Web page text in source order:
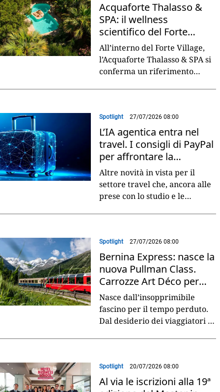
Acquaforte Thalasso &
SPA: il wellness
scientifico del Forte
Village Resort
All’interno del Forte Village,
l’Acquaforte Thalasso & SPA si
conferma un riferimento
Spotlight 27/07/2026 08:00
L’IA agentica entra nel
travel. I consigli di PayPal
per affrontare la
transizione
Altre novità in vista per il
settore travel che, ancora alle
prese con lo studio e le
Spotlight 27/07/2026 08:00
Bernina Express: nasce la
nuova Pullman Class.
Carrozze Art Déco per
viaggi di lusso
Nasce dall’insopprimibile
fascino per il tempo perduto.
Dal desiderio dei viaggiatori di
Spotlight 20/07/2026 08:00
Al via le iscrizioni alla 19ª